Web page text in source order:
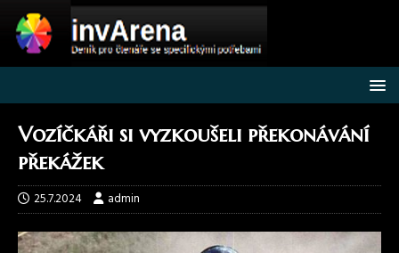
Vozíčkáři si vyzkoušeli překonávání
překážek
25.7.2024 admin